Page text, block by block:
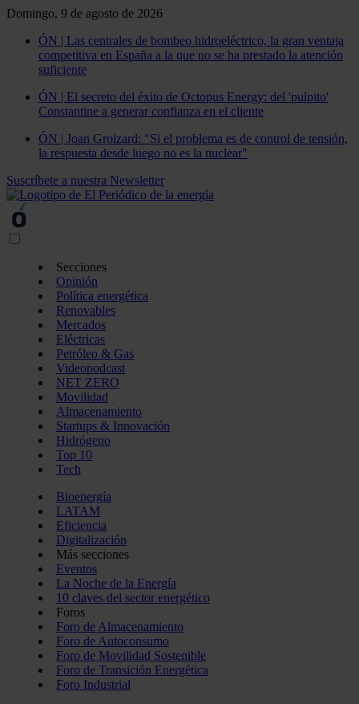
Domingo, 9 de agosto de 2026
ÓN | Las centrales de bombeo hidroeléctrico, la gran ventaja
competitiva en España a la que no se ha prestado la atención
suficiente
ÓN | El secreto del éxito de Octopus Energy: del 'pulpito'
Constantine a generar confianza en el cliente
ÓN | Joan Groizard: "Si el problema es de control de tensión,
la respuesta desde luego no es la nuclear"
Suscríbete a nuestra Newsletter
Secciones
Opinión
Política energética
Renovables
Mercados
Eléctricas
Petróleo & Gas
Videopodcast
NET ZERO
Movilidad
Almacenamiento
Startups & Innovación
Hidrógeno
Top 10
Tech
Bioenergía
LATAM
Eficiencia
Digitalización
Más secciones
Eventos
La Noche de la Energía
10 claves del sector energético
Foros
Foro de Almacenamiento
Foro de Autoconsumo
Foro de Movilidad Sostenible
Foro de Transición Energética
Foro Industrial